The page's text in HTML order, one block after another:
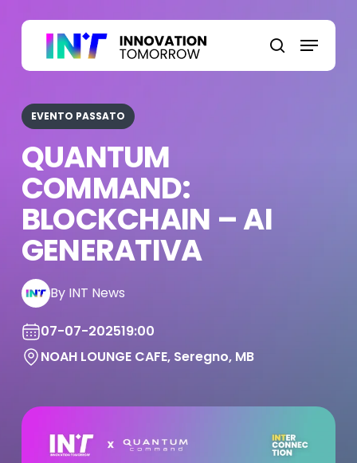
content
search
Menu
EVENTO PASSATO
QUANTUM
COMMAND:
BLOCKCHAIN – AI
GENERATIVA
By INT News
07-07-202519:00
NOAH LOUNGE CAFE, Seregno, MB